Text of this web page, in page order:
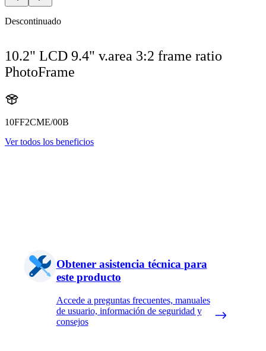
Descontinuado
10.2" LCD 9.4" v.area 3:2 frame ratio
PhotoFrame
10FF2CME/00B
Ver todos los beneficios
Obtener asistencia técnica para
este producto
Accede a preguntas frecuentes, manuales
de usuario, información de seguridad y
consejos